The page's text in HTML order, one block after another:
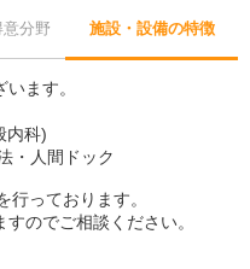
分野 施設・設備の特徴
ます。
内科)
・人間ドック
っております。
のでご相談ください。